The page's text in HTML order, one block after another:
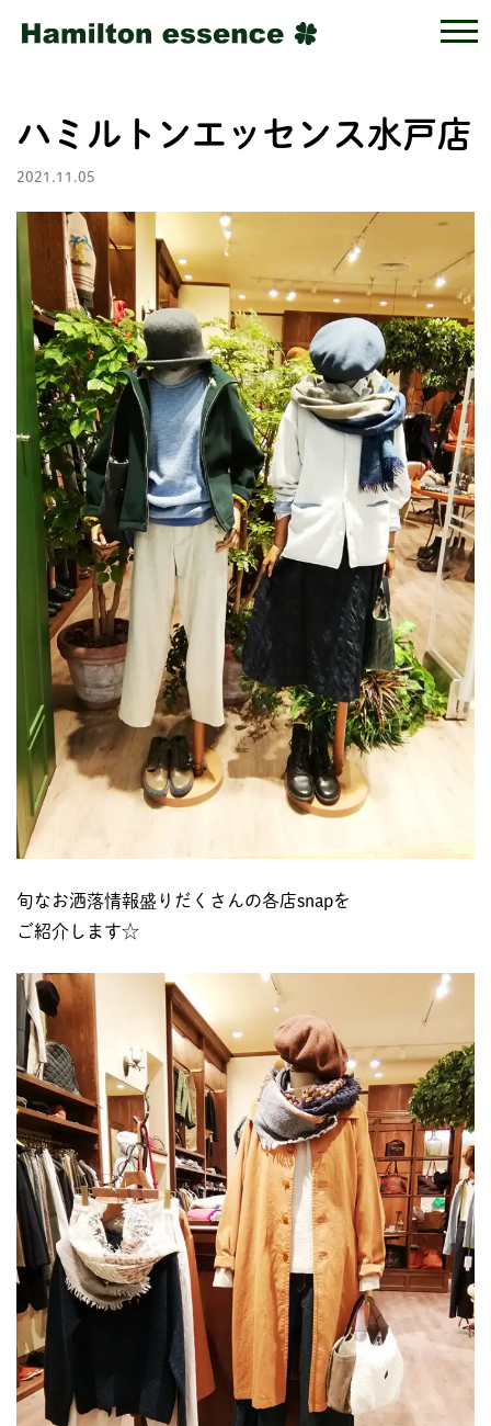
ハミルトンエッセンス水戸店
2021.11.05
旬なお洒落情報盛りだくさんの各店snapを
ご紹介します☆